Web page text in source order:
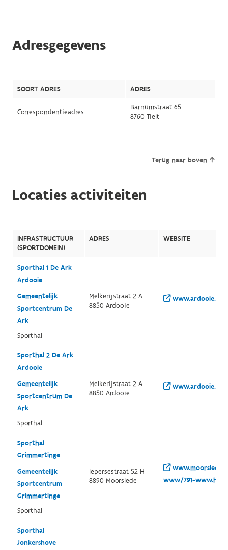
Adresgegevens
SOORT ADRES ADRES
Correspondentieadres
Barnumstraat 65
8760 Tielt
Terug naar boven
Locaties activiteiten
INFRASTRUCTUUR
(SPORTDOMEIN)
ADRES WEBSITE
Sporthal 1 De Ark
Ardooie
Gemeentelijk
Sportcentrum De
Ark
Sporthal
Melkerijstraat 2 A
8850 Ardooie
Sporthal 2 De Ark
Ardooie
Gemeentelijk
Sportcentrum De
Ark
Sporthal
Melkerijstraat 2 A
8850 Ardooie
Sporthal
Grimmertinge
Gemeentelijk
Sportcentrum
Grimmertinge
Sporthal
Iepersestraat 52 H
8890 Moorslede
www/791-www.html
Sporthal
Jonkershove